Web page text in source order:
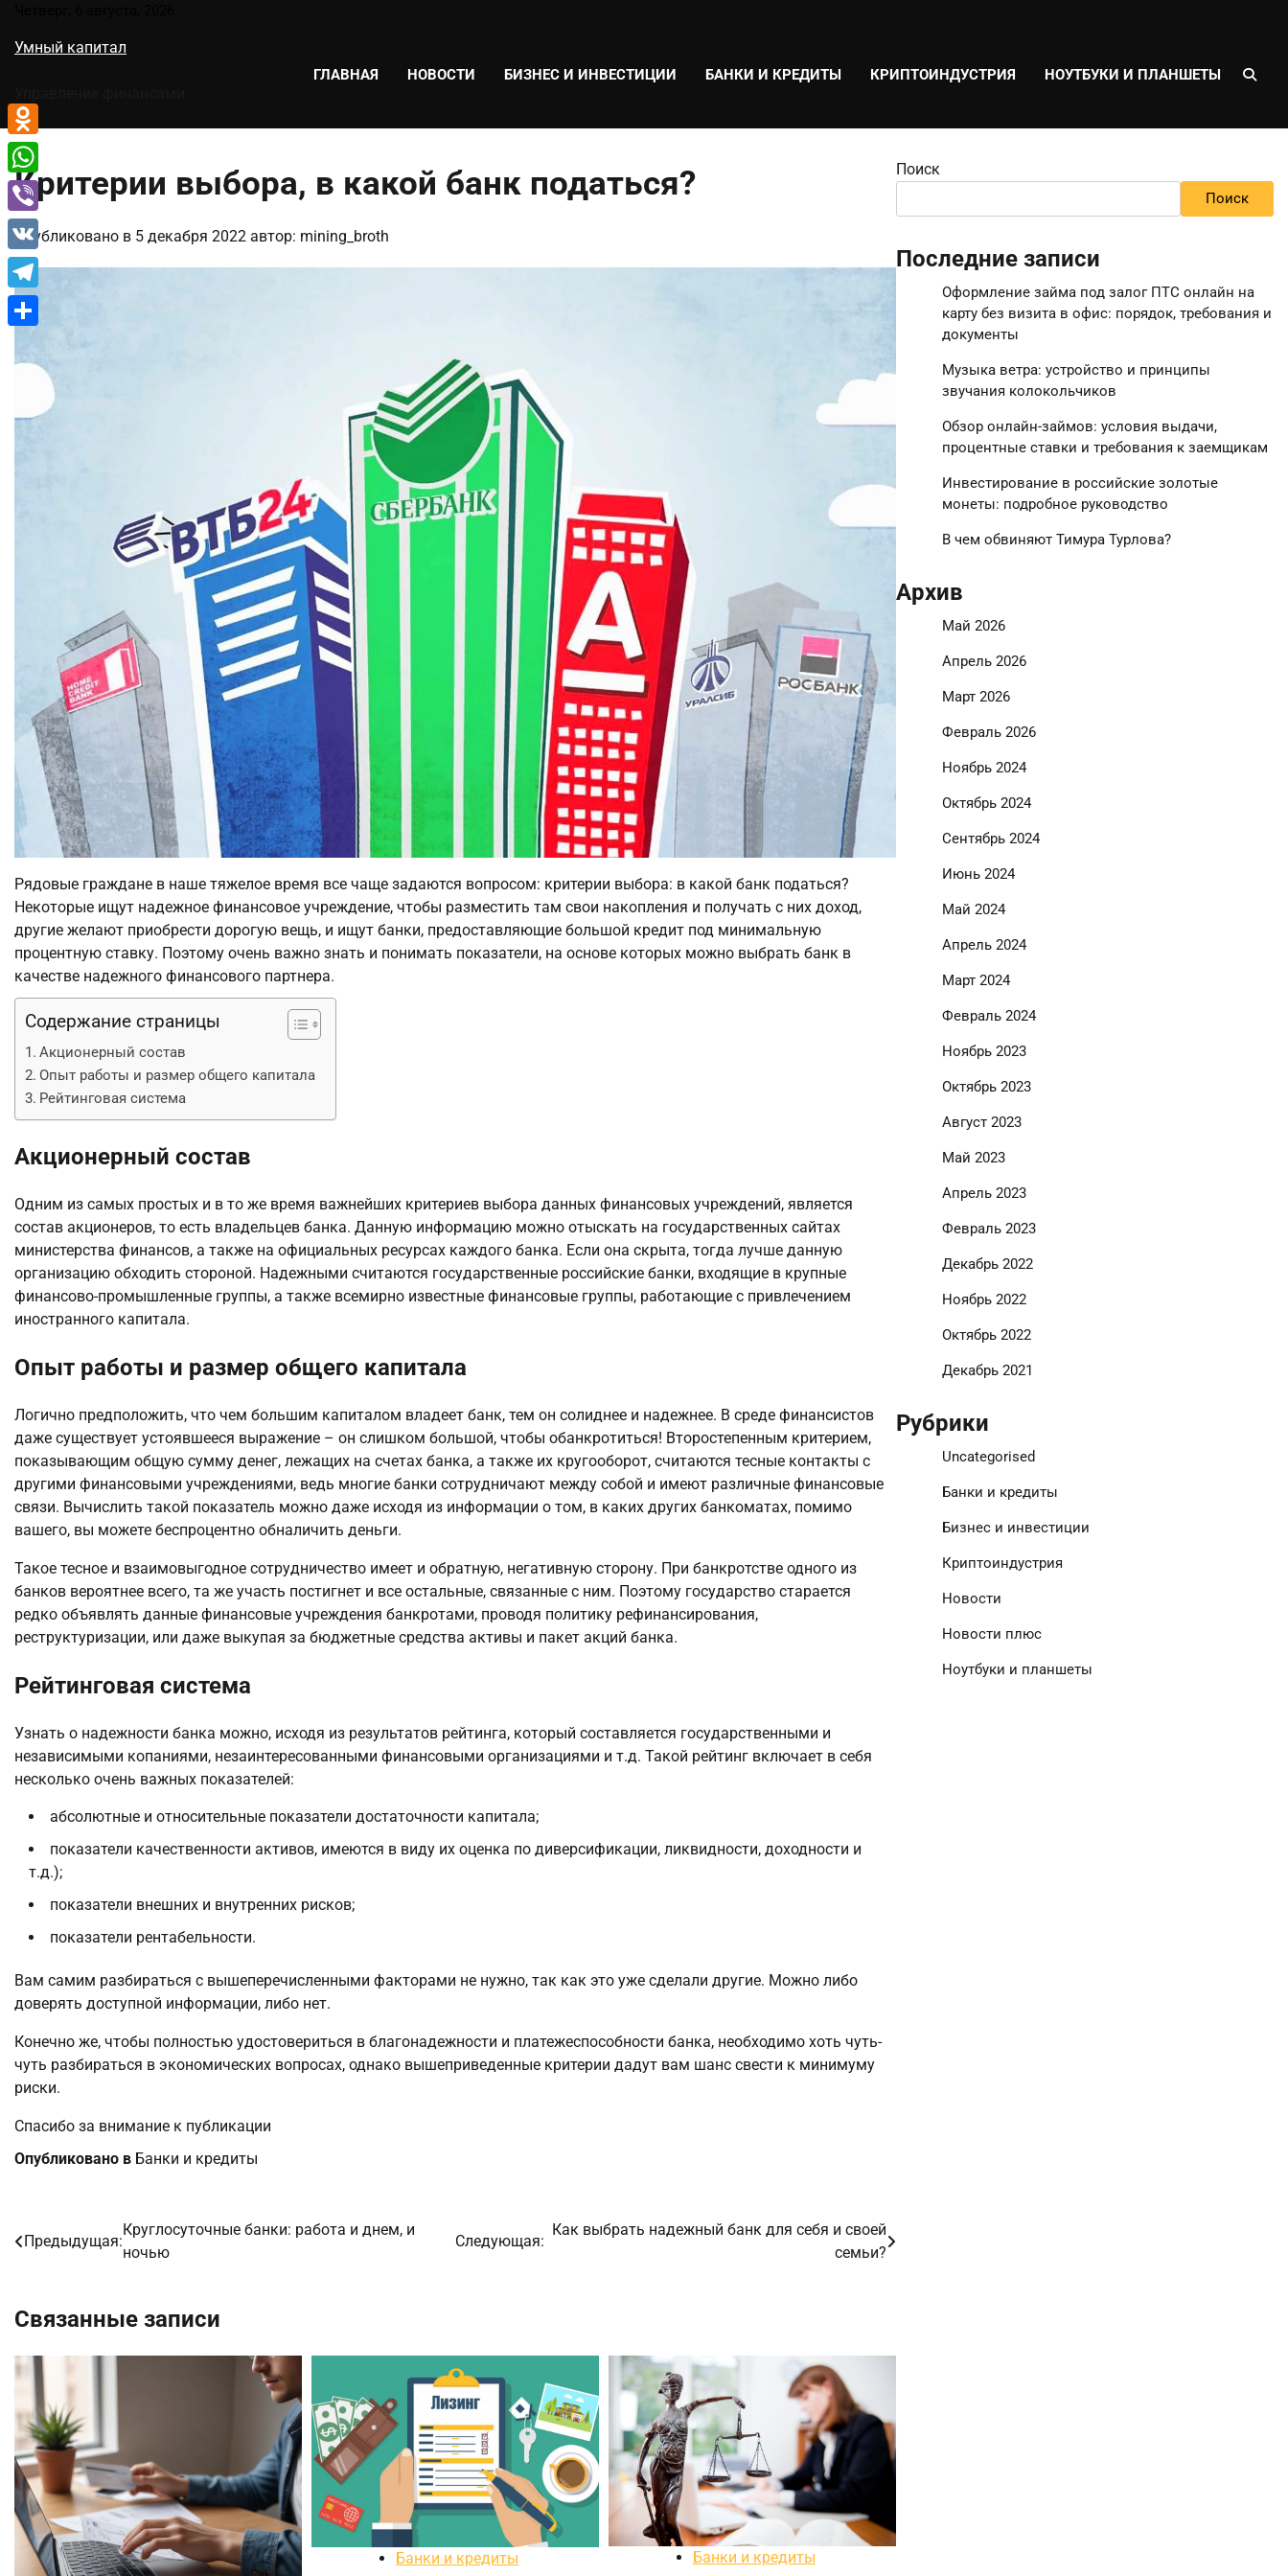
содержимому
Умный капитал
ГЛАВНАЯ НОВОСТИ БИЗНЕС И ИНВЕСТИЦИИ БАНКИ И КРЕДИТЫ КРИПТОИНДУСТРИЯ НОУТБУКИ И ПЛАНШЕТЫ
Критерии выбора, в какой банк податься?
Опубликовано в 5 декабря 2022 автор: mining_broth
Рядовые граждане в наше тяжелое время все чаще задаются вопросом: критерии выбора: в какой банк податься?
Некоторые ищут надежное финансовое учреждение, чтобы разместить там свои накопления и получать с них доход,
другие желают приобрести дорогую вещь, и ищут банки, предоставляющие большой кредит под минимальную
процентную ставку. Поэтому очень важно знать и понимать показатели, на основе которых можно выбрать банк в
качестве надежного финансового партнера.
Содержание страницы
Акционерный состав
Опыт работы и размер общего капитала
Рейтинговая система
Акционерный состав
Одним из самых простых и в то же время важнейших критериев выбора данных финансовых учреждений, является
состав акционеров, то есть владельцев банка. Данную информацию можно отыскать на государственных сайтах
министерства финансов, а также на официальных ресурсах каждого банка. Если она скрыта, тогда лучше данную
организацию обходить стороной. Надежными считаются государственные российские банки, входящие в крупные
финансово-промышленные группы, а также всемирно известные финансовые группы, работающие с привлечением
иностранного капитала.
Опыт работы и размер общего капитала
Логично предположить, что чем большим капиталом владеет банк, тем он солиднее и надежнее. В среде финансистов
даже существует устоявшееся выражение – он слишком большой, чтобы обанкротиться! Второстепенным критерием,
показывающим общую сумму денег, лежащих на счетах банка, а также их кругооборот, считаются тесные контакты с
другими финансовыми учреждениями, ведь многие банки сотрудничают между собой и имеют различные финансовые
связи. Вычислить такой показатель можно даже исходя из информации о том, в каких других банкоматах, помимо
вашего, вы можете беспроцентно обналичить деньги.
Такое тесное и взаимовыгодное сотрудничество имеет и обратную, негативную сторону. При банкротстве одного из
банков вероятнее всего, та же участь постигнет и все остальные, связанные с ним. Поэтому государство старается
редко объявлять данные финансовые учреждения банкротами, проводя политику рефинансирования,
реструктуризации, или даже выкупая за бюджетные средства активы и пакет акций банка.
Рейтинговая система
Узнать о надежности банка можно, исходя из результатов рейтинга, который составляется государственными и
независимыми копаниями, незаинтересованными финансовыми организациями и т.д. Такой рейтинг включает в себя
несколько очень важных показателей:
абсолютные и относительные показатели достаточности капитала;
показатели качественности активов, имеются в виду их оценка по диверсификации, ликвидности, доходности и
т.д.);
показатели внешних и внутренних рисков;
показатели рентабельности.
Вам самим разбираться с вышеперечисленными факторами не нужно, так как это уже сделали другие. Можно либо
доверять доступной информации, либо нет.
Конечно же, чтобы полностью удостовериться в благонадежности и платежеспособности банка, необходимо хоть чуть-
чуть разбираться в экономических вопросах, однако вышеприведенные критерии дадут вам шанс свести к минимуму
риски.
Спасибо за внимание к публикации
Опубликовано в Банки и кредиты
Навигация
Предыдущая:
Круглосуточные банки: работа и днем, и
ночью
Следующая:
Как выбрать надежный банк для себя и своей
семьи?
Связанные записи
Банки и кредиты Банки и кредиты
Поиск
Поиск
Последние записи
Оформление займа под залог ПТС онлайн на
карту без визита в офис: порядок, требования и
документы
Музыка ветра: устройство и принципы
звучания колокольчиков
Обзор онлайн-займов: условия выдачи,
процентные ставки и требования к заемщикам
Инвестирование в российские золотые
монеты: подробное руководство
В чем обвиняют Тимура Турлова?
Архив
Май 2026
Апрель 2026
Март 2026
Февраль 2026
Ноябрь 2024
Октябрь 2024
Сентябрь 2024
Июнь 2024
Май 2024
Апрель 2024
Март 2024
Февраль 2024
Ноябрь 2023
Октябрь 2023
Август 2023
Май 2023
Апрель 2023
Февраль 2023
Декабрь 2022
Ноябрь 2022
Октябрь 2022
Декабрь 2021
Рубрики
Uncategorised
Банки и кредиты
Бизнес и инвестиции
Криптоиндустрия
Новости
Новости плюс
Ноутбуки и планшеты
Odnoklassniki
WhatsApp
Viber
VK
Telegram